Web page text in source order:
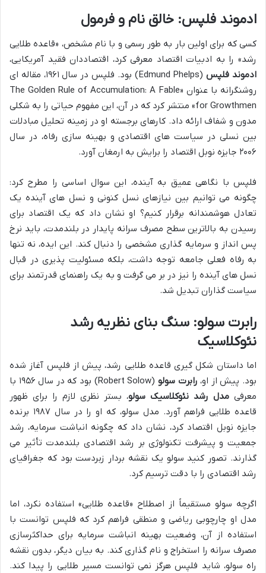
ادموند فلپس: خالق نام و فرمول
کسی که برای اولین بار به طور رسمی و با نام مشخص، «قاعده طلایی
رشد» را به ادبیات اقتصاد معرفی کرد، اقتصاددان فقید آمریکایی،
ادموند فلپس
(Edmund Phelps) بود. فلپس در سال ۱۹۶۱، مقاله ای
روشنگرانه با عنوان «The Golden Rule of Accumulation: A Fable
for Growthmen» منتشر کرد که در آن، این مفهوم حیاتی را به شکلی
مدون و شفاف ارائه داد. کارهای برجسته او در زمینه تحلیل مبادلات
بین نسلی در سیاست های اقتصادی و بهینه سازی رفاه، در سال
۲۰۰۶ جایزه نوبل اقتصاد را برایش به ارمغان آورد.
فلپس با نگاهی عمیق به آینده، این سوال اساسی را مطرح کرد:
چگونه می توانیم بین نیازهای نسل کنونی و نسل های آینده یک
تعادل هوشمندانه برقرار کنیم؟ او نشان داد که یک اقتصاد برای
رسیدن به بالاترین سطح مصرف سرانه پایدار در بلندمدت، باید نرخ
پس انداز و سرمایه گذاری مشخصی را دنبال کند. این ایده، نه تنها
به رفاه فعلی جامعه توجه داشت، بلکه مسئولیت پذیری در قبال
نسل های آینده را نیز در بر می گرفت و به یک راهنمای قدرتمند برای
سیاست گذاران تبدیل شد.
رابرت سولو: سنگ بنای نظریه رشد
نئوکلاسیک
اما داستان شکل گیری قاعده طلایی رشد، پیش از فلپس آغاز شده
بود. پیش از او، رابرت سولو
(Robert Solow) بود که در سال ۱۹۵۶ با
معرفی مدل رشد نئوکلاسیک سولو، بستر نظری لازم را برای ظهور
قاعده طلایی فراهم آورد. مدل سولو، که او را در سال ۱۹۸۷ برنده
جایزه نوبل اقتصاد کرد، نشان داد که چگونه انباشت سرمایه، رشد
جمعیت و پیشرفت تکنولوژی بر رشد اقتصادی بلندمدت تأثیر می
گذارند. تصور کنید سولو یک نقشه بردار زبردست بود که جغرافیای
رشد اقتصادی را با دقت ترسیم کرد.
اگرچه سولو مستقیماً از اصطلاح «قاعده طلایی» استفاده نکرد، اما
مدل او چارچوبی ریاضی و منطقی فراهم کرد که فلپس توانست با
استفاده از آن، وضعیت بهینه انباشت سرمایه برای حداکثرسازی
مصرف سرانه را استخراج و نام گذاری کند. به بیان دیگر، بدون نقشه
راه سولو، شاید فلپس هرگز نمی توانست مسیر طلایی را پیدا کند.